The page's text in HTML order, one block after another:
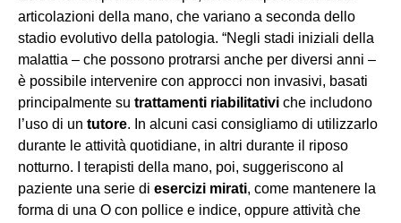
articolazioni della mano, che variano a seconda dello
stadio evolutivo della patologia. “Negli stadi iniziali della
malattia – che possono protrarsi anche per diversi anni –
è possibile intervenire con approcci non invasivi, basati
principalmente su trattamenti riabilitativi che includono
l’uso di un tutore. In alcuni casi consigliamo di utilizzarlo
durante le attività quotidiane, in altri durante il riposo
notturno. I terapisti della mano, poi, suggeriscono al
paziente una serie di esercizi mirati, come mantenere la
forma di una O con pollice e indice, oppure attività che